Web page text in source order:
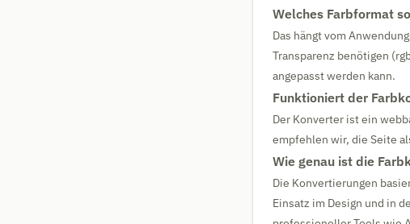
Welches Farbformat
Das hängt vom
Transparenz benötigen
angepasst werden kann.
Funktioniert der
Der Konverter ist ein
empfehlen wir, die Seite
Wie genau ist die
Die Konvertierungen
Einsatz im Design und in